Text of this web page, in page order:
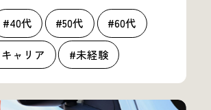
#40代 #50代 #60代
ャリア #未経験